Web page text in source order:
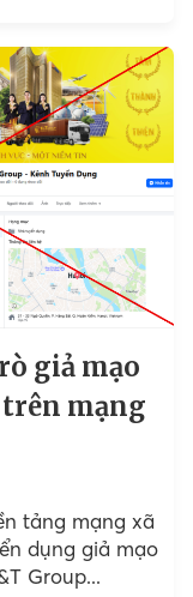
giả mạo
mạng
tảng mạng xã
dụng giả mạo
Group...